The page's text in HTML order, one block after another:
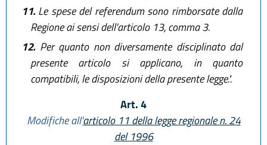
11.Le spese del referendum sono rimborsate dalla
Regione ai sensi dell'articolo 13, comma 3.
12.Per quanto non diversamente disciplinato dal
presente articolo si applicano, in quanto
compatibili, le disposizioni della presente legge.".
Art. 4
Modifiche all'articolo 11 della legge regionale n. 24
del 1996